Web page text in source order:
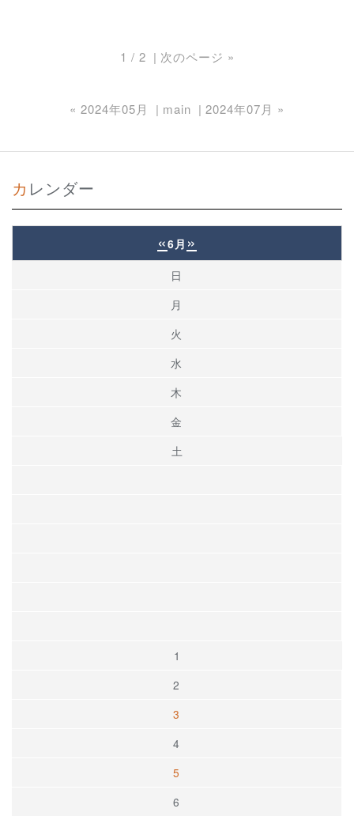
1 / 2 次のページ »
« 2024年05月 main 2024年07月 »
カレンダー
«6月 »
日
月
火
水
木
金
土
1
2
3
4
5
6